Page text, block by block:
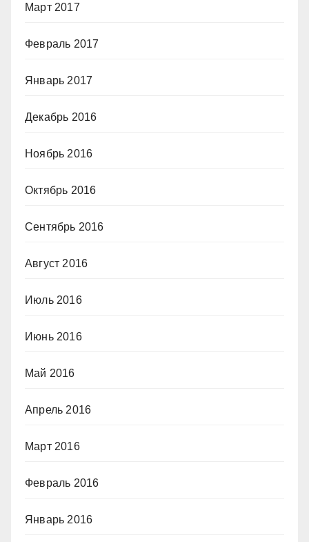
Март 2017
Февраль 2017
Январь 2017
Декабрь 2016
Ноябрь 2016
Октябрь 2016
Сентябрь 2016
Август 2016
Июль 2016
Июнь 2016
Май 2016
Апрель 2016
Март 2016
Февраль 2016
Январь 2016